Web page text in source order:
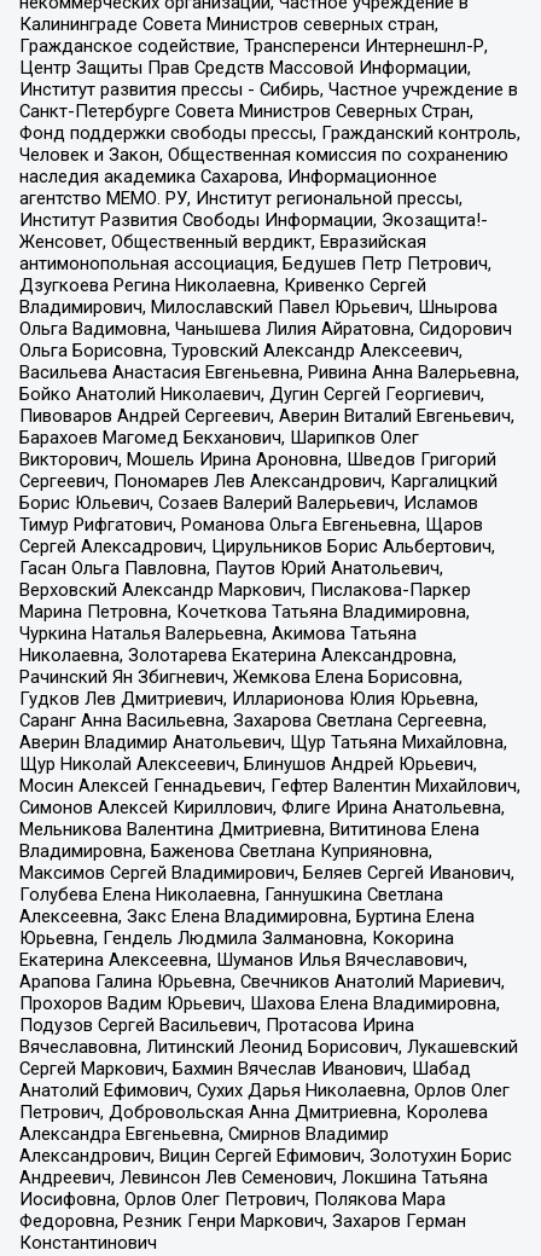
Калининграде Совета Министров северных стран,
Гражданское содействие, Трансперенси Интернешнл-Р,
Центр Защиты Прав Средств Массовой Информации,
Институт развития прессы - Сибирь, Частное учреждение в
Санкт-Петербурге Совета Министров Северных Стран,
Фонд поддержки свободы прессы, Гражданский контроль,
Человек и Закон, Общественная комиссия по сохранению
наследия академика Сахарова, Информационное
агентство МЕМО. РУ, Институт региональной прессы,
Институт Развития Свободы Информации, Экозащита!-
Женсовет, Общественный вердикт, Евразийская
антимонопольная ассоциация, Бедушев Петр Петрович,
Дзугкоева Регина Николаевна, Кривенко Сергей
Владимирович, Милославский Павел Юрьевич, Шнырова
Ольга Вадимовна, Чанышева Лилия Айратовна, Сидорович
Ольга Борисовна, Туровский Александр Алексеевич,
Васильева Анастасия Евгеньевна, Ривина Анна Валерьевна,
Бойко Анатолий Николаевич, Дугин Сергей Георгиевич,
Пивоваров Андрей Сергеевич, Аверин Виталий Евгеньевич,
Барахоев Магомед Бекханович, Шарипков Олег
Викторович, Мошель Ирина Ароновна, Шведов Григорий
Сергеевич, Пономарев Лев Александрович, Каргалицкий
Борис Юльевич, Созаев Валерий Валерьевич, Исламов
Тимур Рифгатович, Романова Ольга Евгеньевна, Щаров
Сергей Алексадрович, Цирульников Борис Альбертович,
Гасан Ольга Павловна, Паутов Юрий Анатольевич,
Верховский Александр Маркович, Пислакова-Паркер
Марина Петровна, Кочеткова Татьяна Владимировна,
Чуркина Наталья Валерьевна, Акимова Татьяна
Николаевна, Золотарева Екатерина Александровна,
Рачинский Ян Збигневич, Жемкова Елена Борисовна,
Гудков Лев Дмитриевич, Илларионова Юлия Юрьевна,
Саранг Анна Васильевна, Захарова Светлана Сергеевна,
Аверин Владимир Анатольевич, Щур Татьяна Михайловна,
Щур Николай Алексеевич, Блинушов Андрей Юрьевич,
Мосин Алексей Геннадьевич, Гефтер Валентин Михайлович,
Симонов Алексей Кириллович, Флиге Ирина Анатольевна,
Мельникова Валентина Дмитриевна, Вититинова Елена
Владимировна, Баженова Светлана Куприяновна,
Максимов Сергей Владимирович, Беляев Сергей Иванович,
Голубева Елена Николаевна, Ганнушкина Светлана
Алексеевна, Закс Елена Владимировна, Буртина Елена
Юрьевна, Гендель Людмила Залмановна, Кокорина
Екатерина Алексеевна, Шуманов Илья Вячеславович,
Арапова Галина Юрьевна, Свечников Анатолий Мариевич,
Прохоров Вадим Юрьевич, Шахова Елена Владимировна,
Подузов Сергей Васильевич, Протасова Ирина
Вячеславовна, Литинский Леонид Борисович, Лукашевский
Сергей Маркович, Бахмин Вячеслав Иванович, Шабад
Анатолий Ефимович, Сухих Дарья Николаевна, Орлов Олег
Петрович, Добровольская Анна Дмитриевна, Королева
Александра Евгеньевна, Смирнов Владимир
Александрович, Вицин Сергей Ефимович, Золотухин Борис
Андреевич, Левинсон Лев Семенович, Локшина Татьяна
Иосифовна, Орлов Олег Петрович, Полякова Мара
Федоровна, Резник Генри Маркович, Захаров Герман
Константинович